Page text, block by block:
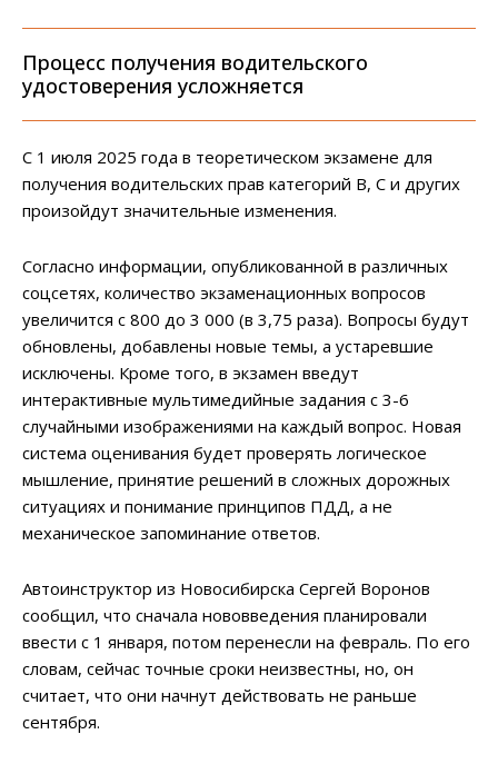
Процесс получения водительского
удостоверения усложняется
С 1 июля 2025 года в теоретическом экзамене для
получения водительских прав категорий B, C и других
произойдут значительные изменения.
Согласно информации, опубликованной в различных
соцсетях, количество экзаменационных вопросов
увеличится с 800 до 3 000 (в 3,75 раза). Вопросы будут
обновлены, добавлены новые темы, а устаревшие
исключены. Кроме того, в экзамен введут
интерактивные мультимедийные задания с 3-6
случайными изображениями на каждый вопрос. Новая
система оценивания будет проверять логическое
мышление, принятие решений в сложных дорожных
ситуациях и понимание принципов ПДД, а не
механическое запоминание ответов.
Автоинструктор из Новосибирска Сергей Воронов
сообщил, что сначала нововведения планировали
ввести с 1 января, потом перенесли на февраль. По его
словам, сейчас точные сроки неизвестны, но, он
считает, что они начнут действовать не раньше
сентября.